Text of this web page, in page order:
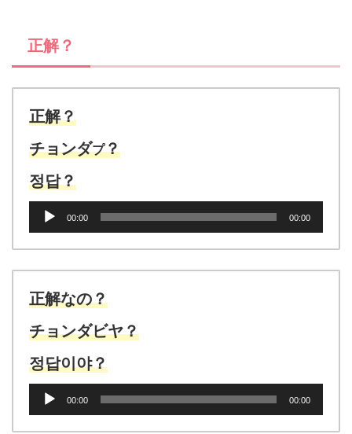
正解？
正解？
チョンダプ？
정답？
ヤ
ー
00:00 00:00
正解なの？
チョンダビヤ？
정답이야？
00:00 00:00